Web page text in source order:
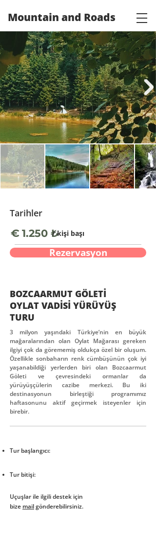
Mountain and Roads
Tarihler
€ 1.250 ₺/ kişi başı
Rezervasyon
BOZCAARMUT GÖLETİ
OYLAT VADİSİ YÜRÜYÜŞ
TURU
3 milyon yaşındaki Türkiye’nin en büyük
mağaralarından olan Oylat Mağarası gereken
ilgiyi çok da görememiş oldukça özel bir oluşum.
Özellikle sonbaharın renk cümbüşünün çok iyi
yaşanabildiği yerlerden biri olan Bozcaarmut
Göleti ve çevresindeki ormanlar da
yürüyüşçülerin cazibe merkezi. Bu iki
destinasyonun birleştiği programımız
haftasonunu aktif geçirmek isteyenler için
birebir.
Tur başlangıcı:
Tur bitişi:
Uçuşlar ile ilgili destek için
bize mailgönderebilirsiniz.